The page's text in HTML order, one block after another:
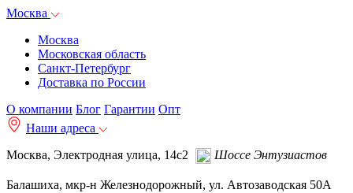
Москва
Москва
Московская область
Санкт-Петербург
Доставка по России
О компании Блог Гарантии Опт
Наши адреса
Москва, Электродная улица, 14с2
Шоссе Энтузиастов
Балашиха, мкр-н Железнодорожный, ул. Автозаводская 50А